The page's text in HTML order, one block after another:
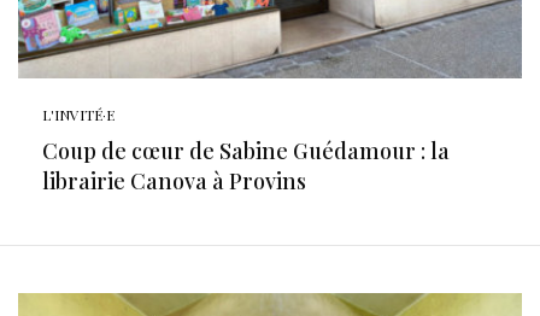
L'INVITÉ·E
Coup de cœur de Sabine Guédamour : la
librairie Canova à Provins